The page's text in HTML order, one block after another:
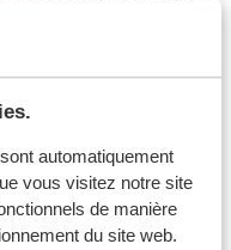
automatiquement
vous visitez notre site
de manière
du site web.
carte